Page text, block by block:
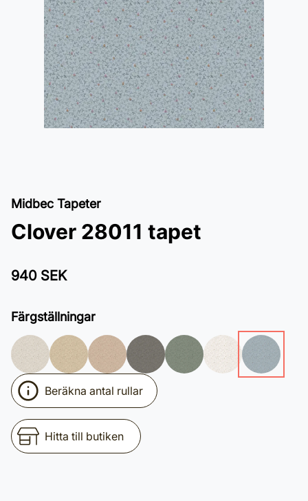
Midbec Tapeter
Clover 28011 tapet
940 SEK
Färgställningar
Beräkna antal rullar
Hitta till butiken